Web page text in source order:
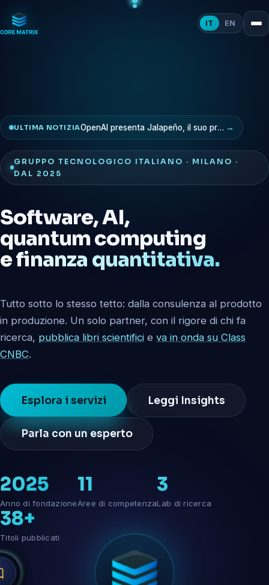
IT EN
ULTIMA NOTIZIA OpenAI presenta Jalapeño, il suo primo chip: la sfida a Nvidia parte dall'inferenza →
GRUPPO TECNOLOGICO ITALIANO · MILANO ·
DAL 2025
Software, AI,
quantum computing
e finanza quantitativa.
Tutto sotto lo stesso tetto: dalla consulenza al prodotto
in produzione. Un solo partner, con il rigore di chi fa
ricerca, pubblica libri scientifici e va in onda su Class
CNBC.
Esplora i servizi Leggi Insights
Parla con un esperto
2025
Anno di fondazione
11
Aree di competenza
3
Lab di ricerca
38+
Titoli pubblicati
●
●
●
●